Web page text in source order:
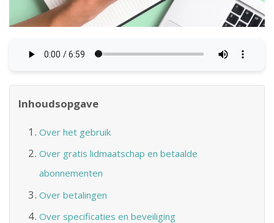
Inhoudsopgave
Over het gebruik
Over gratis lidmaatschap en betaalde
abonnementen
Over betalingen
Over specificaties en beveiliging